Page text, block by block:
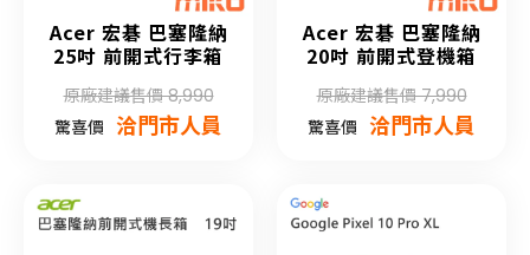
Acer 宏碁 巴塞隆納
25吋 前開式行李箱
原廠建議售價 8,990
驚喜價 洽門市人員
Acer 宏碁 巴塞隆納
20吋 前開式登機箱
原廠建議售價 7,990
驚喜價 洽門市人員